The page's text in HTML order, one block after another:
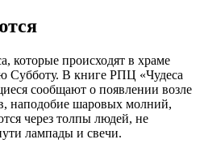
которые происходят в храме
Субботу. В книге РПЦ «Чудеса
сообщают о появлении возле
наподобие шаровых молний,
через толпы людей, не
лампады и свечи.